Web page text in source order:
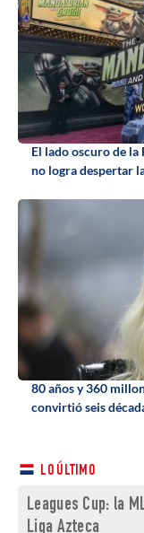
El lado oscuro de
no logra despertar
80 años y 360
convirtió seis
LO ÚLTIMO
Leagues Cup: la
Liga Azteca